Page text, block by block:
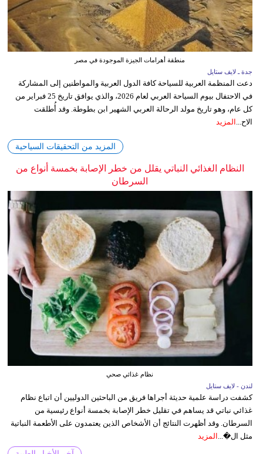
منطقة أهرامات الجيزة الموجودة في مصر
جدة ـ لايف ستايل
دعت المنظمة العربية للسياحة كافة الدول العربية والمواطنين إلى المشاركة
في الاحتفال بيوم السياحة العربي لعام 2026، والذي يوافق تاريخ 25 فبراير من
كل عام، وهو تاريخ مولد الرحالة العربي الشهير ابن بطوطة. وقد أُطلقت
الاح... المزيد
المزيد من التحقيقات السياحية
النظام الغذائي النباتي يقلل من خطر الإصابة بخمسة أنواع من
السرطان
نظام غذائي صحي
لندن - لايف ستايل
كشفت دراسة علمية حديثة أجراها فريق من الباحثين الدوليين أن اتباع نظام
غذائي نباتي قد يساهم في تقليل خطر الإصابة بخمسة أنواع رئيسية من
السرطان. وقد أظهرت النتائج أن الأشخاص الذين يعتمدون على الأطعمة النباتية
مثل ال�...
المزيد